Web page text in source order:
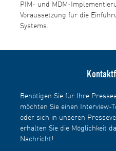
PIM- und MDM-
Voraussetzung für die
Systems.
Benötigen Sie für Ihre
möchten Sie einen Interview-
oder sich in unseren
erhalten Sie die Möglichkeit
Nachricht!